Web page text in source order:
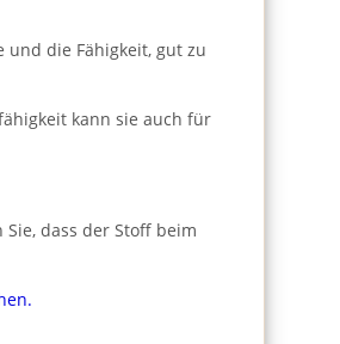
die Fähigkeit, gut zu
kann sie auch für
dass der Stoff beim